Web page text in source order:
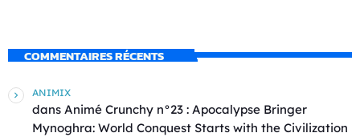
COMMENTAIRES RÉCENTS
ANIMIX
dans Animé Crunchy n°23 : Apocalypse Bringer
Mynoghra: World Conquest Starts with the Civilization